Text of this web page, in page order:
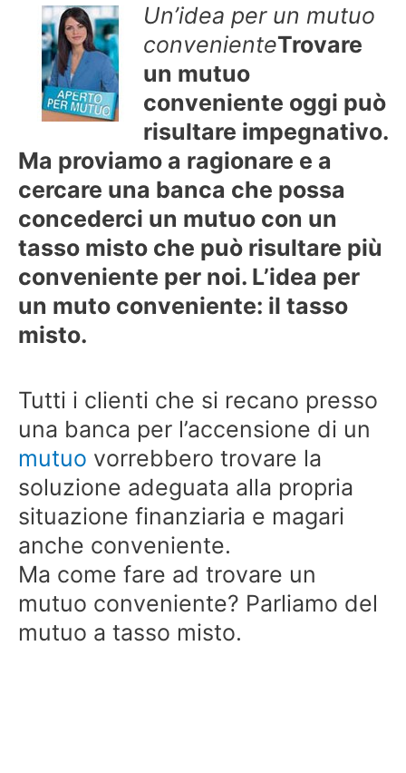
Un’idea per un mutuo
convenienteTrovare
un mutuo
conveniente oggi può
risultare impegnativo.
Ma proviamo a ragionare e a
cercare una banca che possa
concederci un mutuo con un
tasso misto che può risultare più
conveniente per noi. L’idea per
un muto conveniente: il tasso
misto.
Tutti i clienti che si recano presso
una banca per l’accensione di un
mutuo vorrebbero trovare la
soluzione adeguata alla propria
situazione finanziaria e magari
anche conveniente.
Ma come fare ad trovare un
mutuo conveniente? Parliamo del
mutuo a tasso misto.